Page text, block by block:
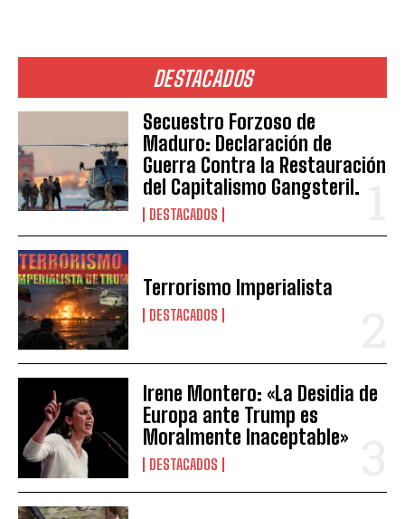
DESTACADOS
Secuestro Forzoso de
Maduro: Declaración de
Guerra Contra la Restauración
del Capitalismo Gangsteril.
DESTACADOS
Terrorismo Imperialista
DESTACADOS
Irene Montero: «La Desidia de
Europa ante Trump es
Moralmente Inaceptable»
DESTACADOS